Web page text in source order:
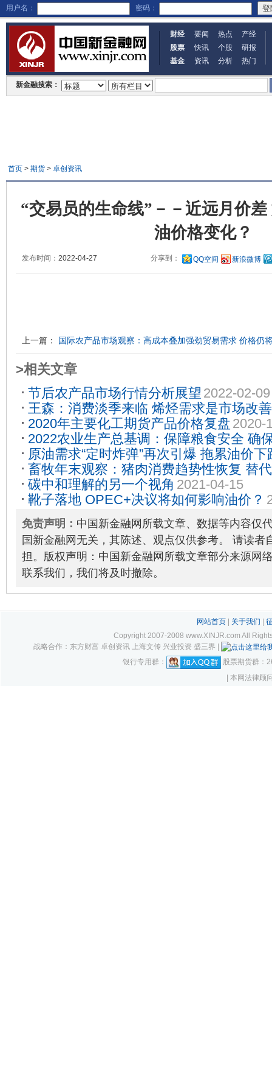
用户名： 密码：
财经 要闻 热点
产经
股票
快讯 个股
研报
基金
资讯 分析 热门
新金融搜索：
首页> 期货> 卓创资讯
“交易员的生命线”－－近远月价
油价格变化？
发布时间： 2022-04-27 分享到： QQ空间 新浪微博
上一篇： 国际农产品市场观察：高成本叠加强劲贸易需求 价格仍
>相关文章
节后农产品市场行情分析展望 2022-02-09
王森：消费淡季来临 烯烃需求是市场改
2020年主要化工期货产品价格复盘 2020-
2022农业生产总基调：保障粮食安全 确
25
原油需求“定时炸弹”再次引爆 拖累油价下
畜牧年末观察：猪肉消费趋势性恢复 替
2021-12-31
碳中和理解的另一个视角 2021-04-15
靴子落地 OPEC+决议将如何影响油价？
免责声明： 中国新金融网所载文章、数据等内容仅
国新金融网无关，其陈述、观点仅供参考。 请读者
担。版权声明：中国新金融网所载文章部分来源网
联系我们，我们将及时撤除。
网站首页| 关于我们
Copyright 2007-2008 www.XINJR.com All
战略合作：东方财富 卓创资讯 上海文传 兴业投资 盛三界 |
银行专用群：
股票期货群：
| 本网法律顾